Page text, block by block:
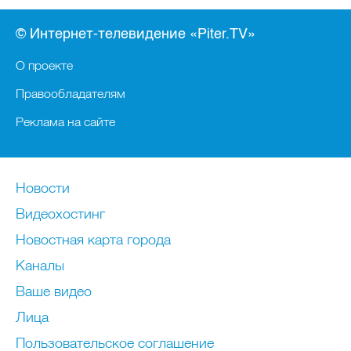
© Интернет-телевидение «Piter.TV»
О проекте
Правообладателям
Реклама на сайте
Новости
Видеохостинг
Новостная карта города
Каналы
Ваше видео
Лица
Пользовательское соглашение